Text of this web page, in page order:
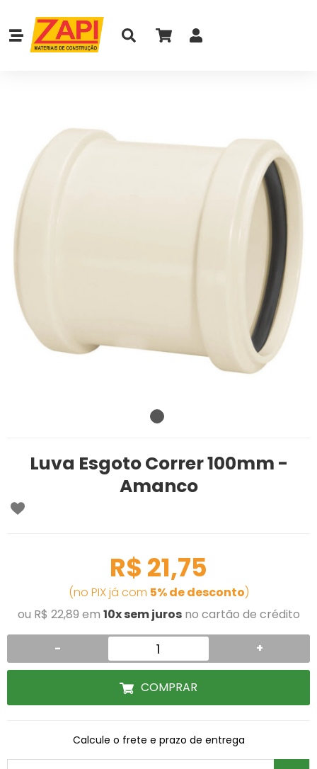
Luva Esgoto Correr 100mm -
Amanco
R$ 21,75
(no PIX já com 5% de desconto)
ou R$ 22,89 em 10x sem jurosno cartão de crédito
- +
COMPRAR
Calcule o frete e prazo de entrega